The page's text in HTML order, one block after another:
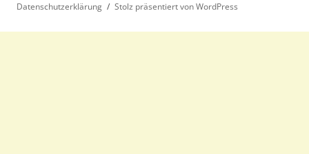
Datenschutzerklärung Stolz präsentiert von WordPress